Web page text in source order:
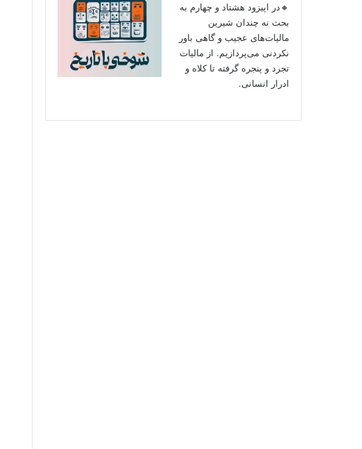
🔸در اپیزود هشتاد و چهارم به
بحث نه چندان شیرین
مالیات‌های عجیب و گاهی باور
نکردنی‌ می‌پردازیم. از مالیات
تجرد و پنجره گرفته تا کلاه و
ادرار انسانی.